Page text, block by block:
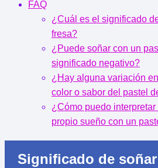
FAQ
¿Cuál es el significado
fresa?
¿Puede soñar con un
significado negativo?
¿Hay alguna variación
color o sabor del pastel
¿Cómo puedo
propio sueño con un
Significado de